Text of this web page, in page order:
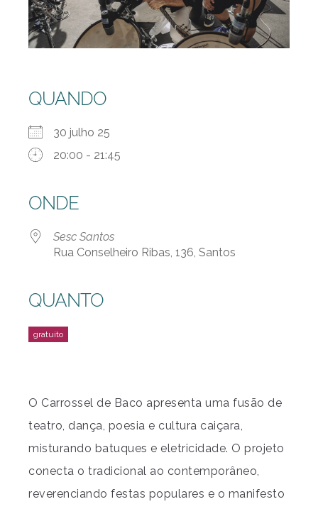
QUANDO
30 julho 25
20:00 - 21:45
ONDE
Sesc Santos
Rua Conselheiro Ribas, 136, Santos
QUANTO
O Carrossel de Baco apresenta uma fusão de
teatro, dança, poesia e cultura caiçara,
misturando batuques e eletricidade. O projeto
conecta o tradicional ao contemporâneo,
reverenciando festas populares e o manifesto